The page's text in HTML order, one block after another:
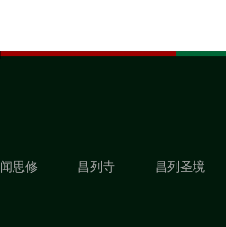
闻思修 昌列寺 昌列圣境